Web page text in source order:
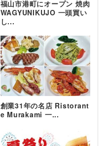
福山市港町にオープン 焼肉
WAGYUNIKUJO 一頭買い
し...
創業31年の名店 Ristorant
e Murakami 一...